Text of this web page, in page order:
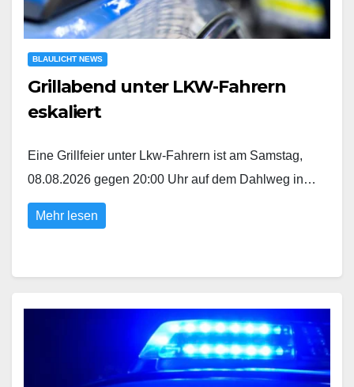
BLAULICHT NEWS
Grillabend unter LKW-Fahrern
eskaliert
Eine Grillfeier unter Lkw-Fahrern ist am Samstag,
08.08.2026 gegen 20:00 Uhr auf dem Dahlweg in…
Mehr lesen